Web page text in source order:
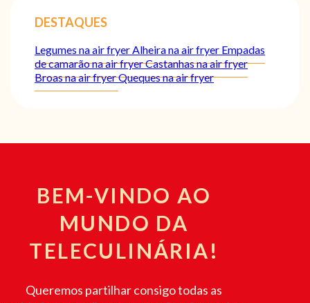
DESTAQUES
Legumes na air fryer Alheira na air fryer Empadas
de camarão na air fryerCastanhas na air fryer
Broas na air fryerQueques na air fryer
BEM-VINDO AO
MUNDO DA
TELECULINÁRIA!
Queremos partilhar consigo todas as